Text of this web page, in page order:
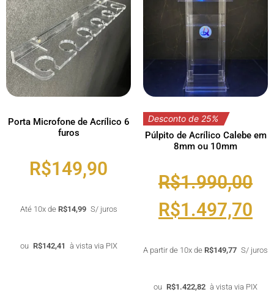
Porta Microfone de Acrílico 6
furos
R$149,90
Até 10x de R$14,99 S/ juros
ou R$142,41 à vista via PIX
Desconto de 25%
Púlpito de Acrílico Calebe em
8mm ou 10mm
R$1.990,00
R$1.497,70
A partir de 10x de R$149,77 S/ juros
ou R$1.422,82 à vista via PIX